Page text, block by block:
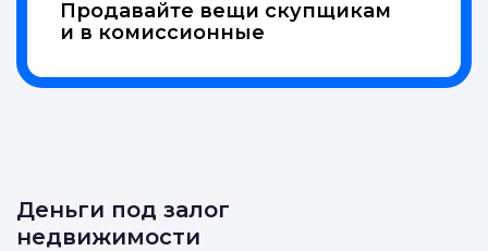
Продавайте вещи скупщикам
и в комиссионные
Деньги под залог
недвижимости